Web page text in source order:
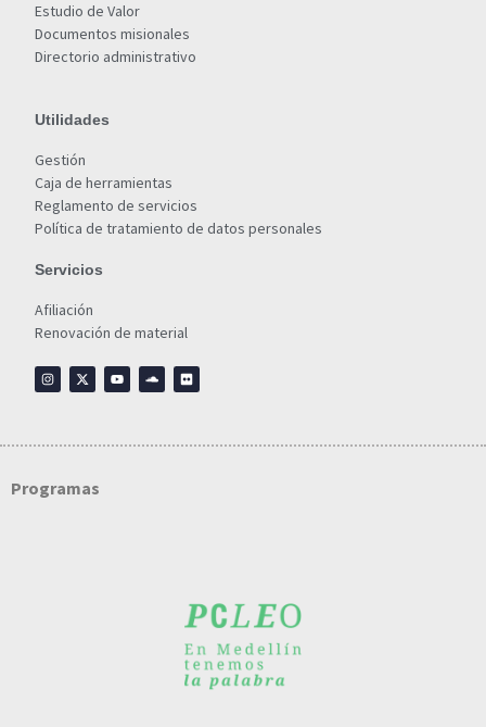
Estudio de Valor
Documentos misionales
Directorio administrativo
Utilidades
Gestión
Caja de herramientas
Reglamento de servicios
Política de tratamiento de datos personales
Servicios
Afiliación
Renovación de material
Programas